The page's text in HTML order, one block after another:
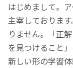
はじめまして。
主宰しておりま
りません。「正
を見つけること
新しい形の学習体